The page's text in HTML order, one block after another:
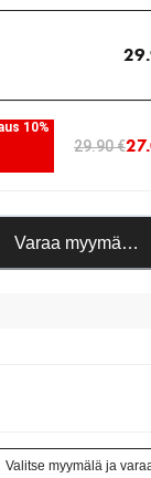
Valitse myymälä ja
10%
29.90 €
Varaa